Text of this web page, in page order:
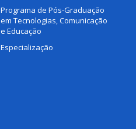
Programa de Pós-Graduação
em Tecnologias, Comunicação
e Educação
Especialização